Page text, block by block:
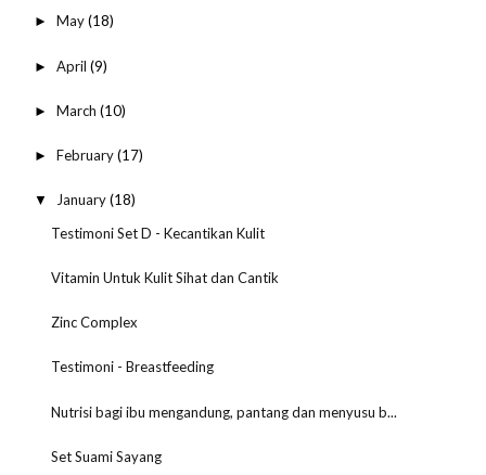
► May(18)
► April (9)
► March (10)
► February(17)
▼ January(18)
Testimoni Set D - Kecantikan Kulit
Vitamin Untuk Kulit Sihat dan Cantik
Zinc Complex
Testimoni - Breastfeeding
Nutrisi bagi ibu mengandung, pantang dan menyusu b...
Set Suami Sayang